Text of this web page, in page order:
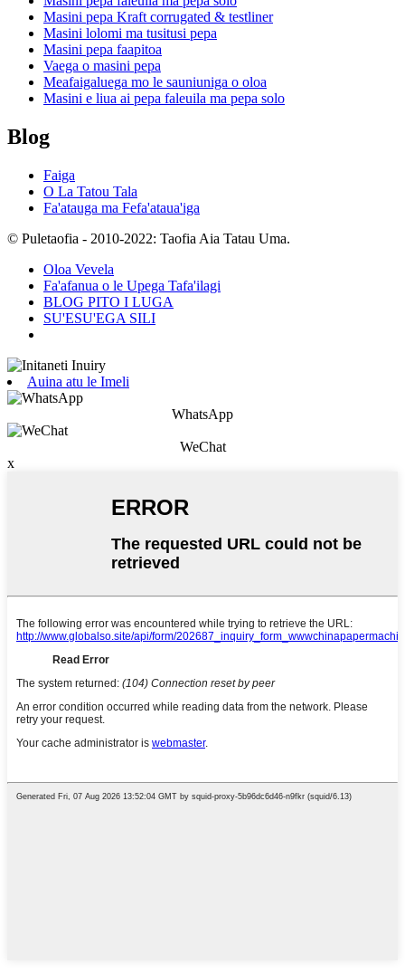
Masini pepa Kraft corrugated & testliner
Masini lolomi ma tusitusi pepa
Masini pepa faapitoa
Vaega o masini pepa
Meafaigaluega mo le sauniuniga o oloa
Masini e liua ai pepa faleuila ma pepa solo
Blog
Faiga
O La Tatou Tala
Fa'atauga ma Fefa'ataua'iga
© Puletaofia - 2010-2022: Taofia Aia Tatau Uma.
Oloa Vevela
Fa'afanua o le Upega Tafa'ilagi
BLOG PITO I LUGA
SU'ESU'EGA SILI
Auina atu le Imeli
WhatsApp
WeChat
x